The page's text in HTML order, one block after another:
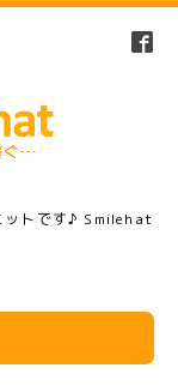
ットです♪ Smilehat